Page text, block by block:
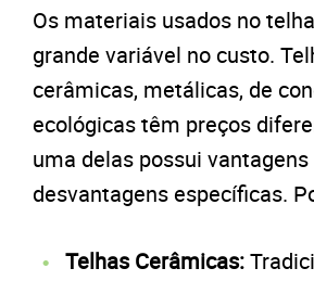
Os materiais usados no
grande variável no custo.
cerâmicas, metálicas, de
ecológicas têm preços
uma delas possui vantagens
desvantagens específicas.
Telhas Cerâmicas: